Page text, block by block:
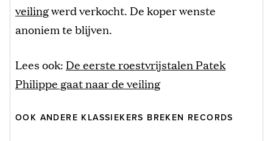
veilingwerd verkocht. De koper wenste
anoniem te blijven.
Lees ook: De eerste roestvrijstalen Patek
Philippe gaat naar de veiling
OOK ANDERE KLASSIEKERS BREKEN RECORDS